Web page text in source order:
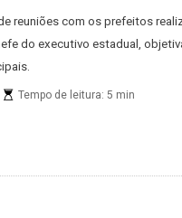
reuniões com os prefeitos
do executivo estadual,
Tempo de leitura: 5 min